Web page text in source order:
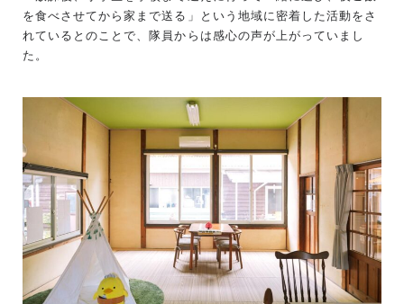
を食べさせてから家まで送る」という地域に密着した活動をさ
れているとのことで、隊員からは感心の声が上がっていまし
た。